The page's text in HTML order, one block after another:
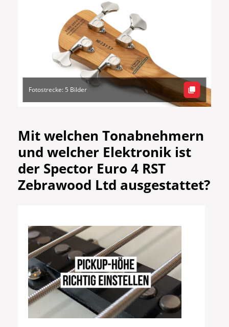
Fotostrecke: 5 Bilder
Mit welchen Tonabnehmern
und welcher Elektronik ist
der Spector Euro 4 RST
Zebrawood Ltd ausgestattet?